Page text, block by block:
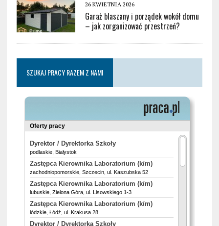
26 KWIETNIA 2026
Garaż blaszany i porządek wokół domu
– jak zorganizować przestrzeń?
SZUKAJ PRACY RAZEM Z NAMI